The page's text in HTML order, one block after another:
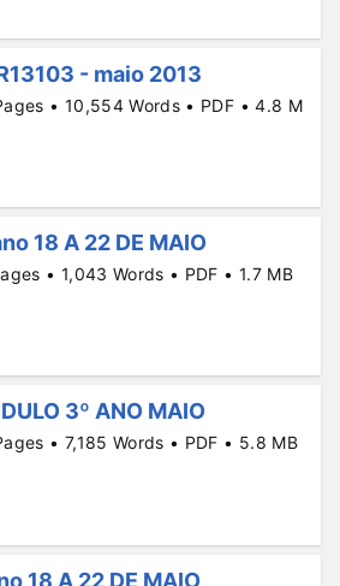
- maio 2013
• 10,554 Words • PDF • 4.8 M
18 A 22 DE MAIO
• 1,043 Words • PDF • 1.7 MB
3º ANO MAIO
• 7,185 Words • PDF • 5.8 MB
18 A 22 DE MAIO